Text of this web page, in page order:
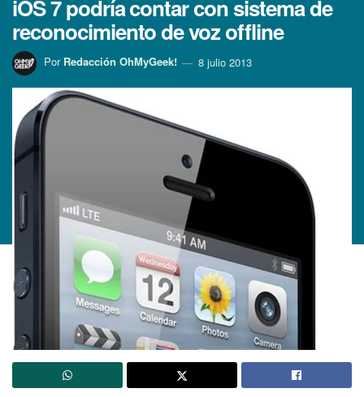
iOS 7 podrí­a contar con sistema de
reconocimiento de voz offline
Por Redacción OhMyGeek! 8 julio 2013